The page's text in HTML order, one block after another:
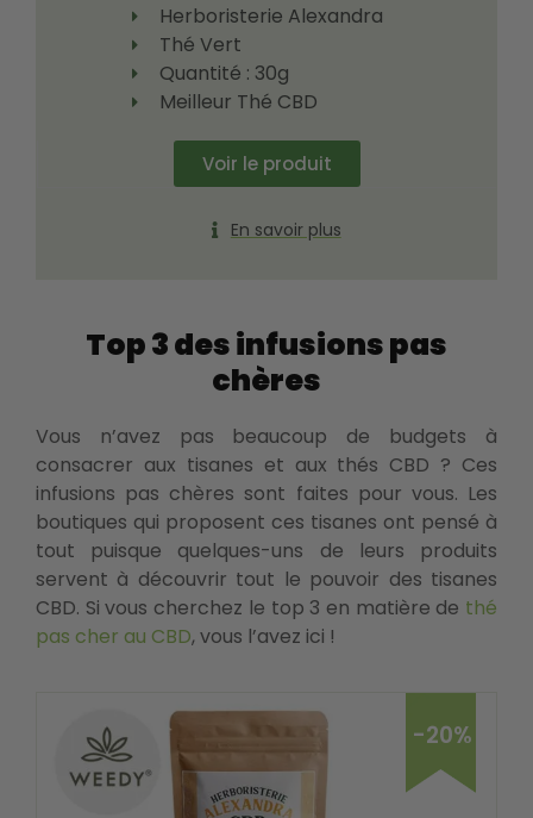
Herboristerie Alexandra
Thé Vert
Quantité : 30g
Meilleur Thé CBD
Voir le produit
En savoir plus
Top 3 des infusions pas
chères
Vous n’avez pas beaucoup de budgets à
consacrer aux tisanes et aux thés CBD ? Ces
infusions pas chères sont faites pour vous. Les
boutiques qui proposent ces tisanes ont pensé à
tout puisque quelques-uns de leurs produits
servent à découvrir tout le pouvoir des tisanes
CBD. Si vous cherchez le top 3 en matière de thé
pas cher au CBD, vous l’avez ici !
-20%